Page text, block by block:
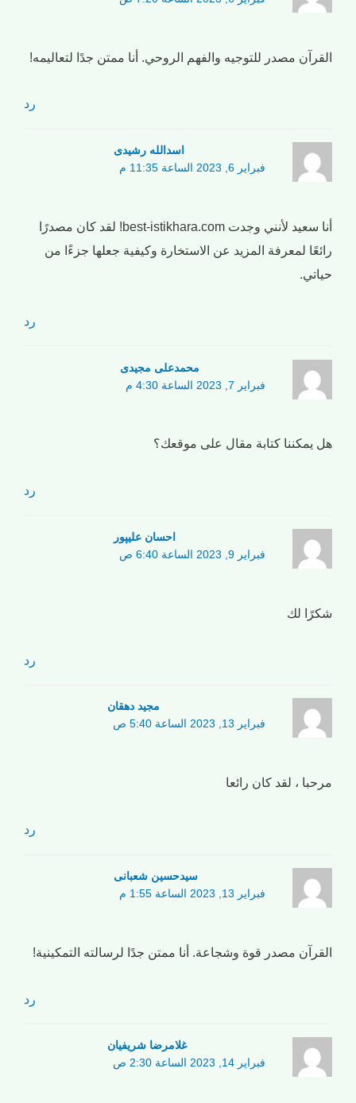
القرآن مصدر للتوجيه والفهم الروحي. أنا ممتن جدًا لتعاليمه!
رد
اسدالله رشیدی
فبراير 6, 2023 الساعة 11:35 م
أنا سعيد لأنني وجدت best-istikhara.com! لقد كان مصدرًا
رائعًا لمعرفة المزيد عن الاستخارة وكيفية جعلها جزءًا من
حياتي.
رد
محمدعلی مجیدی
فبراير 7, 2023 الساعة 4:30 م
هل يمكننا كتابة مقال على موقعك؟
رد
احسان علیپور
فبراير 9, 2023 الساعة 6:40 ص
شكرًا لك
رد
مجید دهقان
فبراير 13, 2023 الساعة 5:40 ص
مرحبا ، لقد كان رائعا
رد
سیدحسین شعبانی
فبراير 13, 2023 الساعة 1:55 م
القرآن مصدر قوة وشجاعة. أنا ممتن جدًا لرسالته التمكينية!
رد
غلامرضا شریفیان
فبراير 14, 2023 الساعة 2:30 ص